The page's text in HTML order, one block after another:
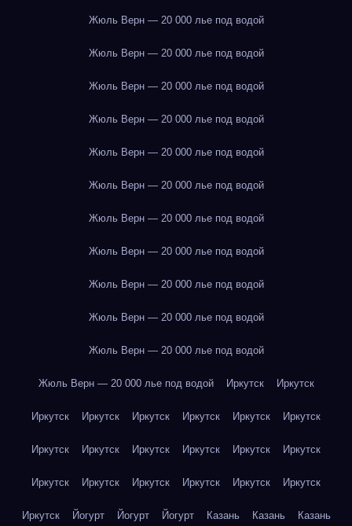
Жюль Верн — 20 000 лье под водой
Жюль Верн — 20 000 лье под водой
Жюль Верн — 20 000 лье под водой
Жюль Верн — 20 000 лье под водой
Жюль Верн — 20 000 лье под водой
Жюль Верн — 20 000 лье под водой
Жюль Верн — 20 000 лье под водой
Жюль Верн — 20 000 лье под водой
Жюль Верн — 20 000 лье под водой
Жюль Верн — 20 000 лье под водой
Жюль Верн — 20 000 лье под водой
Жюль Верн — 20 000 лье под водой Иркутск Иркутск
Иркутск Иркутск Иркутск Иркутск Иркутск Иркутск
Иркутск Иркутск Иркутск Иркутск Иркутск Иркутск
Иркутск Иркутск Иркутск Иркутск Иркутск Иркутск
Иркутск Йогурт Йогурт Йогурт Казань Казань Казань